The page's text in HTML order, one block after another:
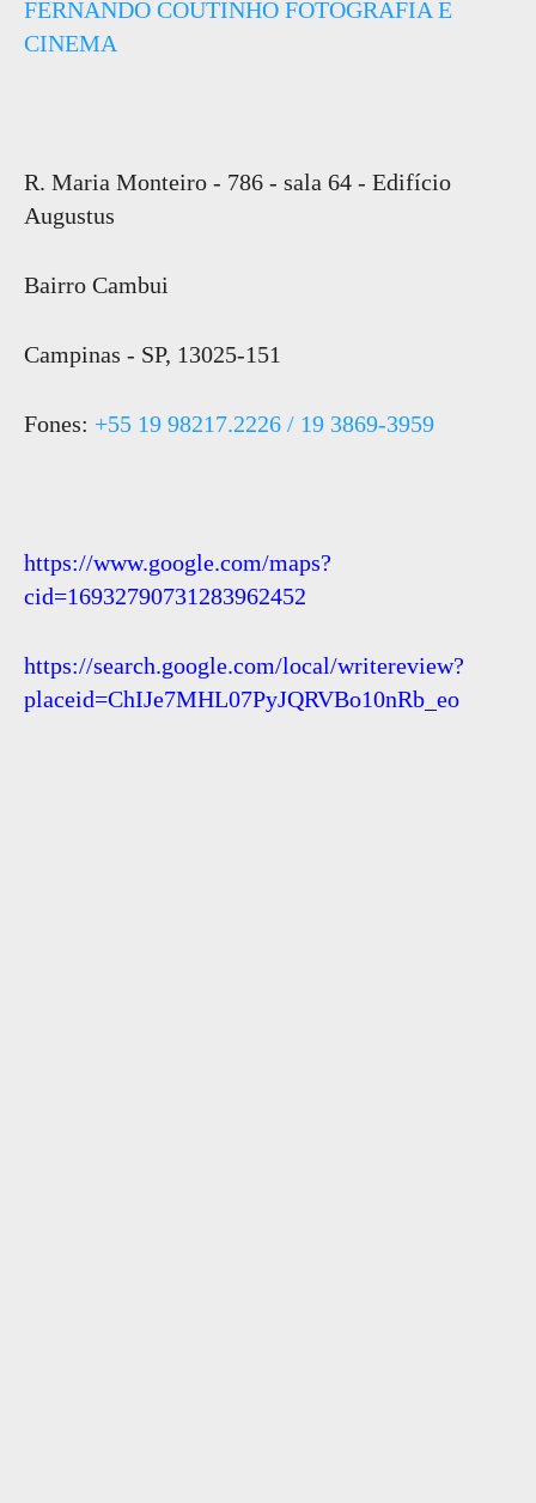
FERNANDO COUTINHO FOTOGRAFIA E
CINEMA
R. Maria Monteiro - 786 - sala 64 - Edifício
Augustus
Bairro Cambui
Campinas - SP, 13025-151
Fones: +55 19 98217.2226 / 19 3869-3959
https://www.google.com/maps?
cid=16932790731283962452
https://search.google.com/local/writereview?
placeid=ChIJe7MHL07PyJQRVBo10nRb_eo